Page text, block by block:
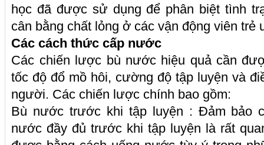
học đã được sử dụng để phân biệt tình
cân bằng chất lỏng ở các vận động viên trẻ
Các cách thức cấp nước
Các chiến lược bù nước hiệu quả cần
tốc độ đổ mồ hôi, cường độ tập luyện và
người. Các chiến lược chính bao gồm:
Bù nước trước khi tập luyện : Đảm bảo
nước đầy đủ trước khi tập luyện là rất